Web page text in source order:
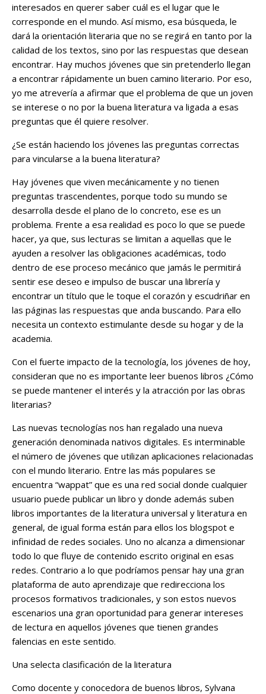
interesados en querer saber cuál es el lugar que le
corresponde en el mundo. Así mismo, esa búsqueda, le
dará la orientación literaria que no se regirá en tanto por la
calidad de los textos, sino por las respuestas que desean
encontrar. Hay muchos jóvenes que sin pretenderlo llegan
a encontrar rápidamente un buen camino literario. Por eso,
yo me atrevería a afirmar que el problema de que un joven
se interese o no por la buena literatura va ligada a esas
preguntas que él quiere resolver.
¿Se están haciendo los jóvenes las preguntas correctas
para vincularse a la buena literatura?
Hay jóvenes que viven mecánicamente y no tienen
preguntas trascendentes, porque todo su mundo se
desarrolla desde el plano de lo concreto, ese es un
problema. Frente a esa realidad es poco lo que se puede
hacer, ya que, sus lecturas se limitan a aquellas que le
ayuden a resolver las obligaciones académicas, todo
dentro de ese proceso mecánico que jamás le permitirá
sentir ese deseo e impulso de buscar una librería y
encontrar un título que le toque el corazón y escudriñar en
las páginas las respuestas que anda buscando. Para ello
necesita un contexto estimulante desde su hogar y de la
academia.
Con el fuerte impacto de la tecnología, los jóvenes de hoy,
consideran que no es importante leer buenos libros ¿Cómo
se puede mantener el interés y la atracción por las obras
literarias?
Las nuevas tecnologías nos han regalado una nueva
generación denominada nativos digitales. Es interminable
el número de jóvenes que utilizan aplicaciones relacionadas
con el mundo literario. Entre las más populares se
encuentra “wappat” que es una red social donde cualquier
usuario puede publicar un libro y donde además suben
libros importantes de la literatura universal y literatura en
general, de igual forma están para ellos los blogspot e
infinidad de redes sociales. Uno no alcanza a dimensionar
todo lo que fluye de contenido escrito original en esas
redes. Contrario a lo que podríamos pensar hay una gran
plataforma de auto aprendizaje que redirecciona los
procesos formativos tradicionales, y son estos nuevos
escenarios una gran oportunidad para generar intereses
de lectura en aquellos jóvenes que tienen grandes
falencias en este sentido.
Una selecta clasificación de la literatura
Como docente y conocedora de buenos libros, Sylvana